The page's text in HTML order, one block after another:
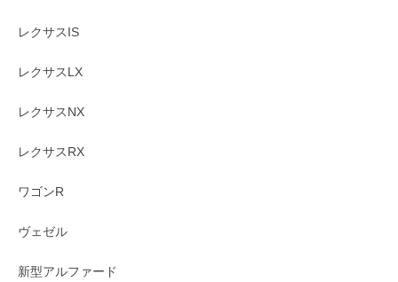
レクサスIS
レクサスLX
レクサスNX
レクサスRX
ワゴンR
ヴェゼル
新型アルファード